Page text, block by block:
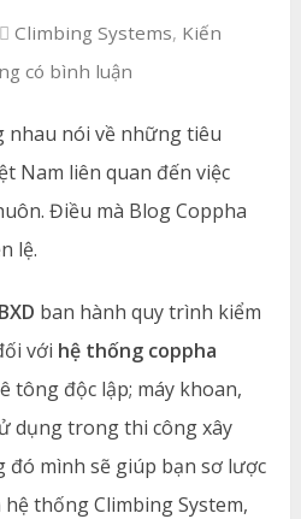
Climbing Systems, Kiến
có bình luận
nhau nói về những tiêu
Nam liên quan đến việc
Điều mà Blog Coppha
lệ.
ban hành quy trình kiểm
với hệ thống coppha
tông độc lập; máy khoan,
dụng trong thi công xây
mình sẽ giúp bạn sơ lược
thống Climbing System,